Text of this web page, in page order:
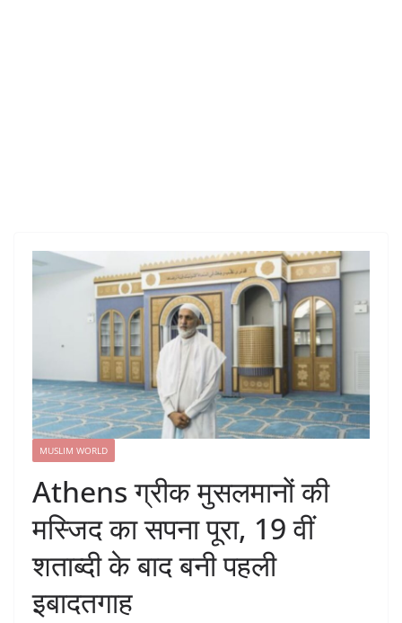
MUSLIM WORLD
Athens ग्रीक मुसलमानों की
मस्जिद का सपना पूरा, 19 वीं
शताब्दी के बाद बनी पहली
इबादतगाह